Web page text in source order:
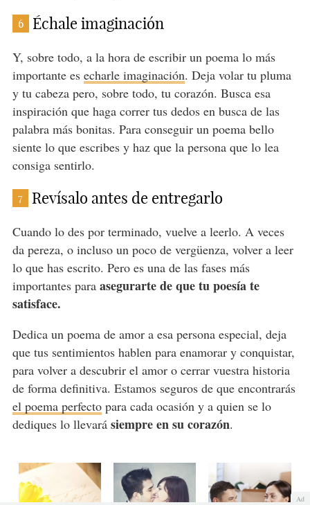
6 Échale imaginación
Y, sobre todo, a la hora de escribir un poema lo más
importante es echarle imaginación. Deja volar tu pluma
y tu cabeza pero, sobre todo, tu corazón. Busca esa
inspiración que haga correr tus dedos en busca de las
palabra más bonitas. Para conseguir un poema bello
siente lo que escribes y haz que la persona que lo lea
consiga sentirlo.
7 Revísalo antes de entregarlo
Cuando lo des por terminado, vuelve a leerlo. A veces
da pereza, o incluso un poco de vergüenza, volver a leer
lo que has escrito. Pero es una de las fases más
importantes para asegurarte de que tu poesía te
satisface.
Dedica un poema de amor a esa persona especial, deja
que tus sentimientos hablen para enamorar y conquistar,
para volver a descubrir el amor o cerrar vuestra historia
de forma definitiva. Estamos seguros de que encontrarás
el poema perfectopara cada ocasión y a quien se lo
dediques lo llevará siempre en su corazón.
Ad